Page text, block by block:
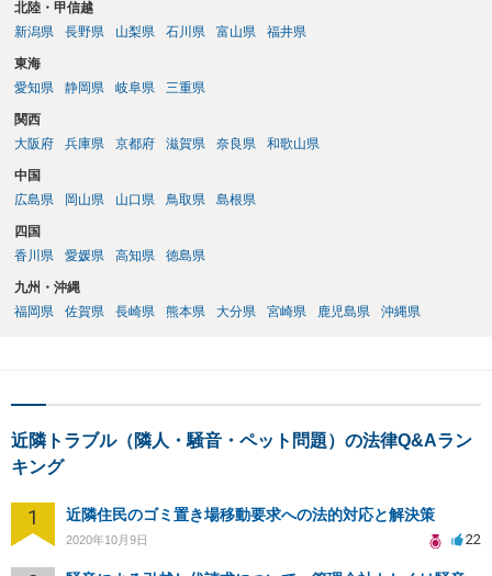
北陸・甲信越
新潟県
長野県 山梨県 石川県 富山県 福井県
東海
愛知県
静岡県 岐阜県 三重県
関西
大阪府
兵庫県 京都府 滋賀県 奈良県 和歌山県
中国
広島県
岡山県 山口県 鳥取県 島根県
四国
香川県
愛媛県 高知県 徳島県
九州・沖縄
福岡県
佐賀県 長崎県 熊本県 大分県 宮崎県 鹿児島県 沖縄県
近隣トラブル（隣人・騒音・ペット問題）の法律Q&Aラン
キング
1 近隣住民のゴミ置き場移動要求への法的対応と解決策
2020年10月9日 22